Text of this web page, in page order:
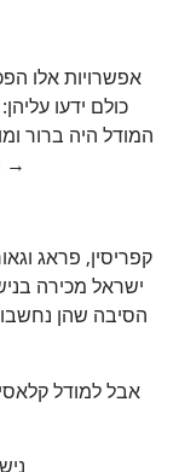
אפשרויות אלו
כולם ידעו עליהן:
המודל היה ברור
→
קפריסין, פראג
ישראל מכירה
הסיבה שהן נחשבות
אבל למודל קלאסי